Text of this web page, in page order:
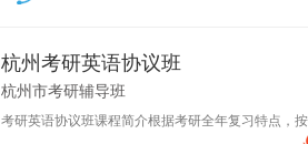
杭州考研英语协议班
杭州市考研辅导班
考研英语协议班课程简介根据考研全年复习特点，